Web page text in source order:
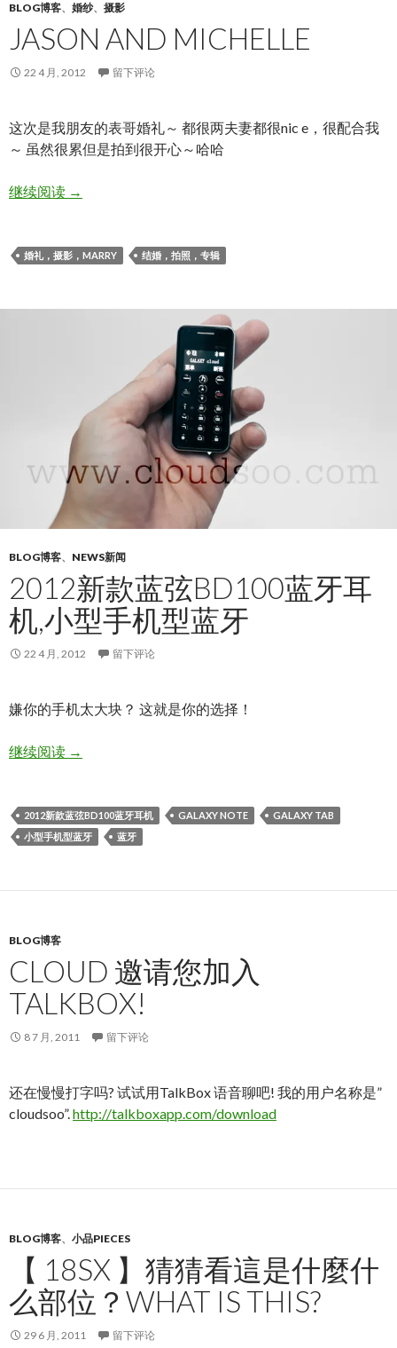
BLOG博客、 婚纱、 摄影
JASON AND MICHELLE
22 4 月, 2012 留下评论
这次是我朋友的表哥婚礼～ 都很两夫妻都很nic e，很配合我
～ 虽然很累但是拍到很开心～哈哈
继续阅读Jason and Michelle
→
婚礼，摄影，MARRY 结婚，拍照，专辑
BLOG博客、 NEWS新闻
2012新款蓝弦BD100蓝牙耳
机,小型手机型蓝牙
22 4 月, 2012 留下评论
嫌你的手机太大块？ 这就是你的选择！
继续阅读2012新款蓝弦BD100蓝牙耳机,小型手机型蓝牙
→
2012新款蓝弦BD100蓝牙耳机 GALAXY NOTE
GALAXY TAB
小型手机型蓝牙
蓝牙
BLOG博客
CLOUD 邀请您加入
TALKBOX!
8 7 月, 2011 留下评论
还在慢慢打字吗? 试试用TalkBox 语音聊吧! 我的用户名称是”
cloudsoo”.http://talkboxapp.com/download
BLOG博客、 小品PIECES
【 18SX 】猜猜看這是什麼什
么部位？WHAT IS THIS?
29 6 月, 2011 留下评论